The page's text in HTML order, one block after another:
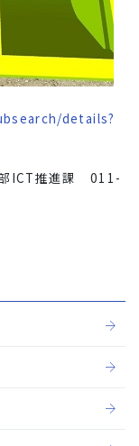
details?
ICT推進課 011-